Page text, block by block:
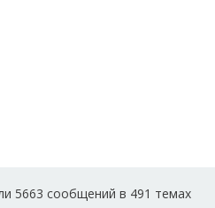
5663 сообщений в 491 темах